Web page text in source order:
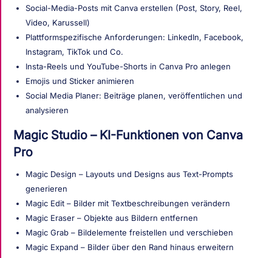
Social-Media-Posts mit Canva erstellen (Post, Story, Reel,
Video, Karussell)
Plattformspezifische Anforderungen: LinkedIn, Facebook,
Instagram, TikTok und Co.
Insta-Reels und YouTube-Shorts in Canva Pro anlegen
Emojis und Sticker animieren
Social Media Planer: Beiträge planen, veröffentlichen und
analysieren
Magic Studio – KI-Funktionen von Canva
Pro
Magic Design – Layouts und Designs aus Text-Prompts
generieren
Magic Edit – Bilder mit Textbeschreibungen verändern
Magic Eraser – Objekte aus Bildern entfernen
Magic Grab – Bildelemente freistellen und verschieben
Magic Expand – Bilder über den Rand hinaus erweitern